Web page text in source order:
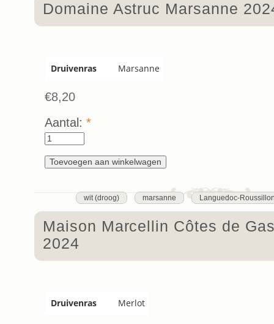
Domaine Astruc Marsanne
Druivenras Marsanne
€8,20
Aantal: *
wit (droog) marsanne Languedoc-
Maison Marcellin Côtes de
2024
Druivenras Merlot